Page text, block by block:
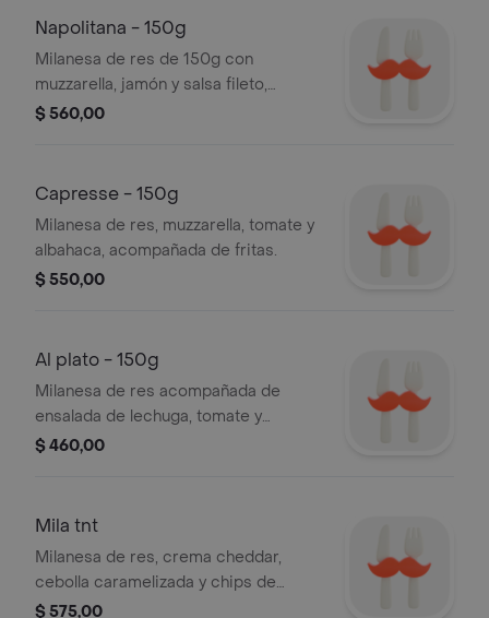
Napolitana - 150g
Milanesa de res de 150g con
muzzarella, jamón y salsa fileto,
acompañada de papas fritas.
$ 560,00
Capresse - 150g
Milanesa de res, muzzarella, tomate y
albahaca, acompañada de fritas.
$ 550,00
Al plato - 150g
Milanesa de res acompañada de
ensalada de lechuga, tomate y
cebolla.
$ 460,00
Mila tnt
Milanesa de res, crema cheddar,
cebolla caramelizada y chips de
panceta acompañada de papas y
$ 575,00